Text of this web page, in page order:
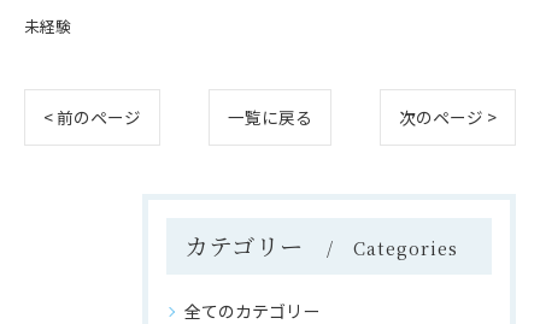
未経験
< 前のページ 一覧に戻る 次のページ >
カテゴリー Categories
全てのカテゴリー